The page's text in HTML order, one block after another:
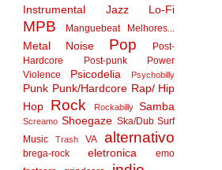
Instrumental Jazz Lo-Fi
MPB Manguebeat Melhores...
Metal Noise Pop
Post-
Hardcore
Post-punk
Power
Violence
Psicodelia Psychobilly
Punk Punk/Hardcore Rap/ Hip
Hop
Rock Rockabilly Samba
Screamo Shoegaze Ska/Dub Surf
Music
Trash VA alternativo
brega-rock eletronica
emo